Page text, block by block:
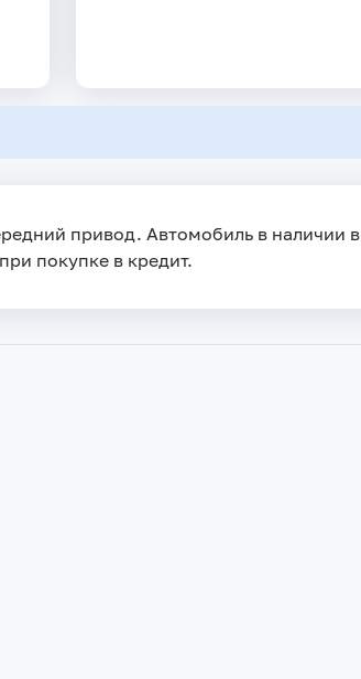
привод. Автомобиль в наличии в
покупке в кредит.